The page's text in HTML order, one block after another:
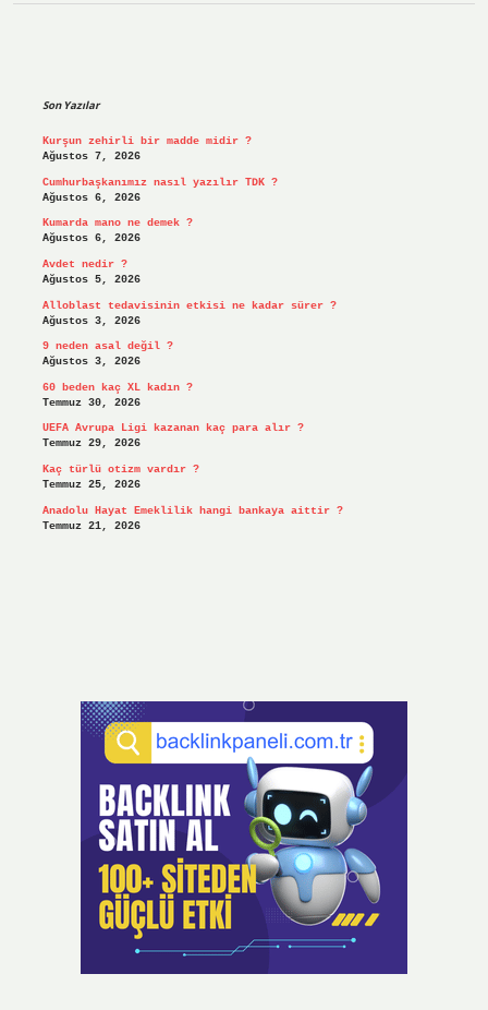
Son Yazılar
Kurşun zehirli bir madde midir ?
Ağustos 7, 2026
Cumhurbaşkanımız nasıl yazılır TDK ?
Ağustos 6, 2026
Kumarda mano ne demek ?
Ağustos 6, 2026
Avdet nedir ?
Ağustos 5, 2026
Alloblast tedavisinin etkisi ne kadar sürer ?
Ağustos 3, 2026
9 neden asal değil ?
Ağustos 3, 2026
60 beden kaç XL kadın ?
Temmuz 30, 2026
UEFA Avrupa Ligi kazanan kaç para alır ?
Temmuz 29, 2026
Kaç türlü otizm vardır ?
Temmuz 25, 2026
Anadolu Hayat Emeklilik hangi bankaya aittir ?
Temmuz 21, 2026